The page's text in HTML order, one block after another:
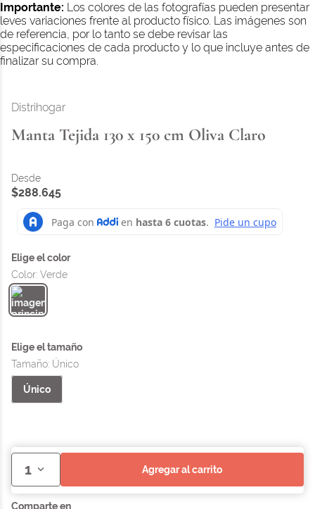
Importante: Los colores de las fotografías pueden presentar
leves variaciones frente al producto físico. Las imágenes son
de referencia, por lo tanto se debe revisar las
especificaciones de cada producto y lo que incluye antes de
finalizar su compra.
Distrihogar
Manta Tejida 130 x 150 cm Oliva Claro
$288.645
Color: Verde
Tamaño: Único
Único
1 agregar al carrito